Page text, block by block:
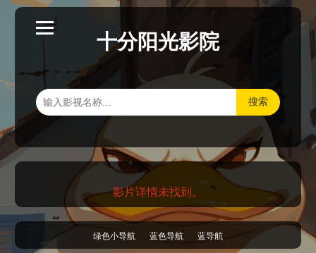
十分阳光影院
搜索
影片详情未找到。
绿色小导航 蓝色导航 蓝导航